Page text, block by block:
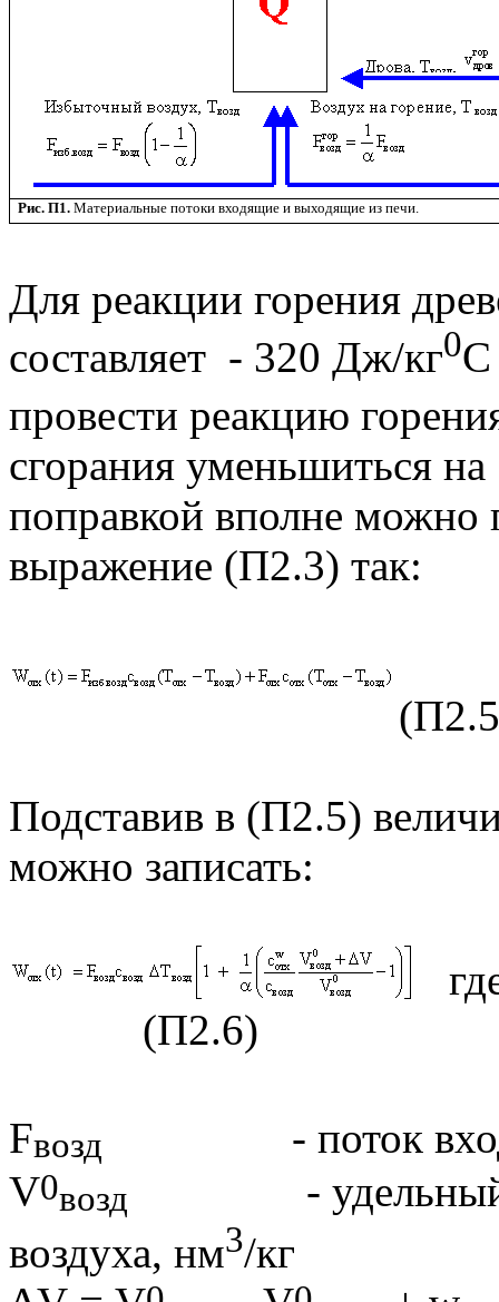
Рис. П1. Материальные потоки входящие и выходящие из печи.
Для реакции горения
составляет - 320 Дж/кг0С
провести реакцию
сгорания уменьшиться
поправкой вполне можно
выражение (П2.3) так:
Подставив в (П2.5)
можно записать:
(П2.6)
Fвозд
- поток
V0возд
- удельный
воздуха, нм3/кг